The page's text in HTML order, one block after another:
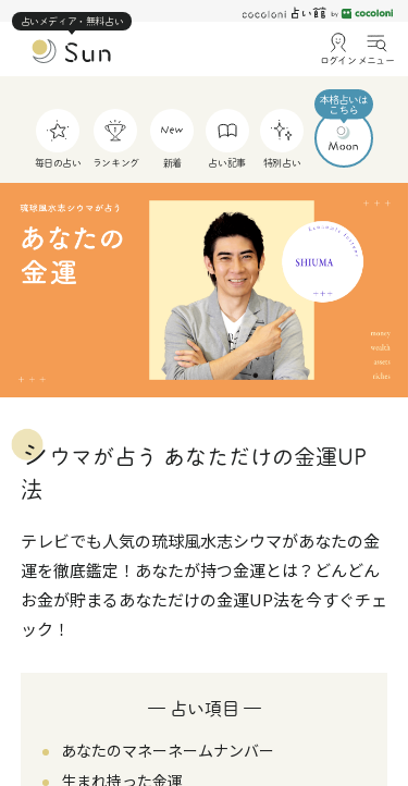
占いメディア・無料占い
ログイン メニュー
毎日の占い ランキング 新着 占い記事 特別占い
シ ウマが占う あなただけの金運UP
法
テレビでも人気の琉球風水志シウマがあなたの金
運を徹底鑑定！あなたが持つ金運とは？どんどん
お金が貯まるあなただけの金運UP法を今すぐチェ
ック！
― 占い項目 ―
あなたのマネーネームナンバー
生まれ持った金運